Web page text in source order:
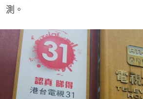
測。